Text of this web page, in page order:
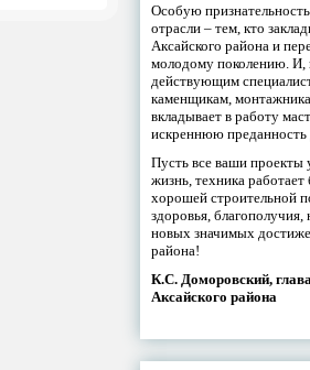
Особую
отрасли – тем, кто
Аксайского района и
молодому поколению. И,
действующим
каменщикам,
вкладывает в работу
искреннюю преданность
Пусть все ваши
жизнь, техника работает
хорошей строительной
здоровья, благополучия,
новых значимых
района!
К.С. Доморовский,
Аксайского района